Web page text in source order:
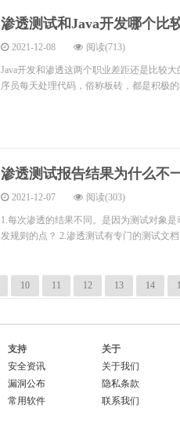
渗透测试和Java开发哪个比
2021-12-08 阅读(713)
Java开发和渗透这两个职业差距还是比较
序员每天处理代码，俗称板砖，都是积极
渗透测试报告结果为什么不
2021-12-07 阅读(303)
1.每次渗透的结果不同。是因为测试对象
发规则的点？ 2.渗透测试有专门的测试文
10 11 12 13 14
支持
安全资讯
漏洞公布
常用软件
关于
关于我们
隐私条款
联系我们